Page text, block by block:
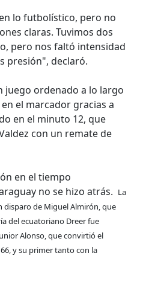
lo futbolístico, pero no
claras. Tuvimos dos
pero nos faltó intensidad
presión", declaró.
juego ordenado a lo largo
el marcador gracias a
en el minuto 12, que
con un remate de
en el tiempo
no se hizo atrás. La
disparo de Miguel Almirón, que
del ecuatoriano Dreer fue
Alonso, que convirtió el
y su primer tanto con la